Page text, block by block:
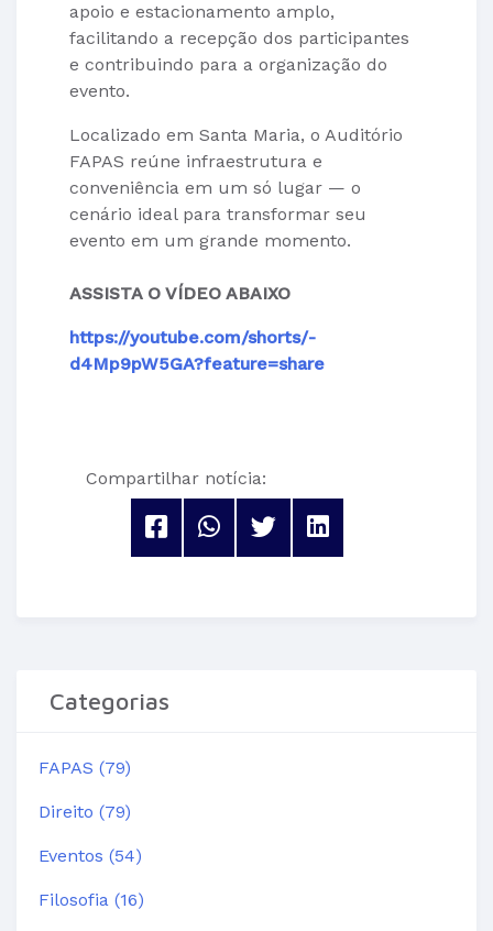
apoio e estacionamento amplo,
facilitando a recepção dos participantes
e contribuindo para a organização do
evento.
Localizado em Santa Maria, o Auditório
FAPAS reúne infraestrutura e
conveniência em um só lugar — o
cenário ideal para transformar seu
evento em um grande momento.
ASSISTA O VÍDEO ABAIXO
https://youtube.com/shorts/-
d4Mp9pW5GA?feature=share
Compartilhar notícia:
Categorias
FAPAS (79)
Direito (79)
Eventos (54)
Filosofia (16)